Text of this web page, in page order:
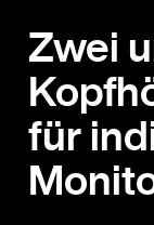
Zwei
für